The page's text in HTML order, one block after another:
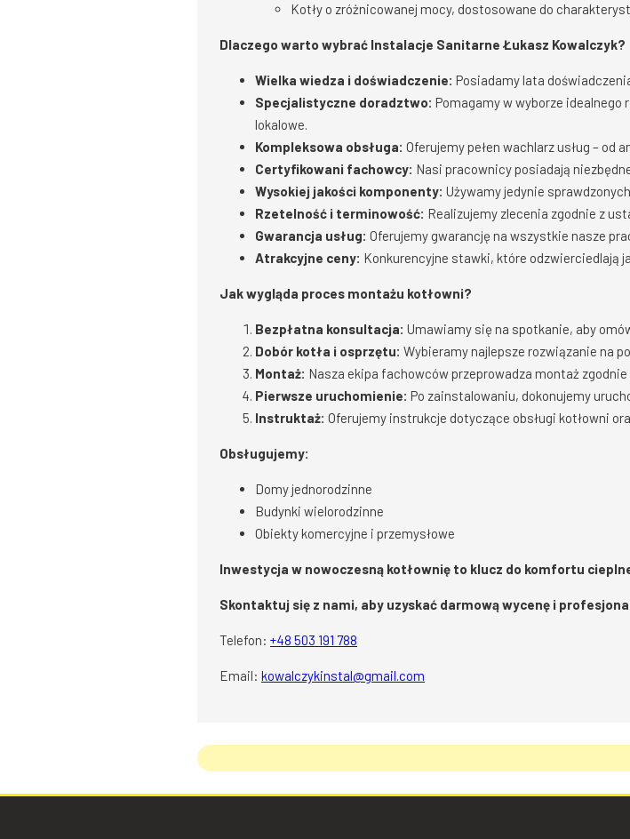
Kotły o zróżnicowanej mocy, dostosowane do
Dlaczego warto wybrać Instalacje Sanitarne Łukasz Kowalczyk?
Wielka wiedza i doświadczenie: Posiadamy lata
Specjalistyczne doradztwo: Pomagamy w wyborze idealnego
lokalowe.
Kompleksowa obsługa: Oferujemy pełen wachlarz usług – od
Certyfikowani fachowcy: Nasi pracownicy posiadają
Wysokiej jakości komponenty: Używamy jedynie
Rzetelność i terminowość: Realizujemy zlecenia zgodnie z
Gwarancja usług: Oferujemy gwarancję na wszystkie nasze
Atrakcyjne ceny: Konkurencyjne stawki, które odzwierciedlają
Jak wygląda proces montażu kotłowni?
Bezpłatna konsultacja: Umawiamy się na spotkanie, aby
Dobór kotła i osprzętu: Wybieramy najlepsze rozwiązanie na
Montaż: Nasza ekipa fachowców przeprowadza montaż
Pierwsze uruchomienie: Po zainstalowaniu, dokonujemy
Instruktaż: Oferujemy instrukcje dotyczące obsługi kotłowni
Obsługujemy:
Domy jednorodzinne
Budynki wielorodzinne
Obiekty komercyjne i przemysłowe
Inwestycja w nowoczesną kotłownię to klucz do komfortu
Skontaktuj się z nami, aby uzyskać darmową wycenę i
Telefon: +48 503 191 788
Email: kowalczykinstal@gmail.com